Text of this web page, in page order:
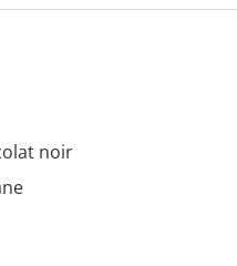
noir